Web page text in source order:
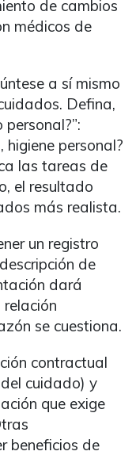
de cambios
médicos de
a sí mismo
Defina,
higiene personal?
las tareas de
el resultado
más realista.
un registro
de
dará
se cuestiona.
contractual
cuidado) y
que exige
beneficios de